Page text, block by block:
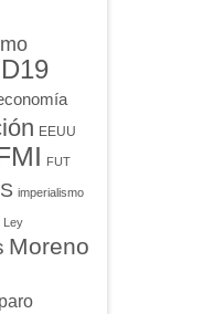
EEUU
FUT
imperialismo
Ley
Moreno
paro